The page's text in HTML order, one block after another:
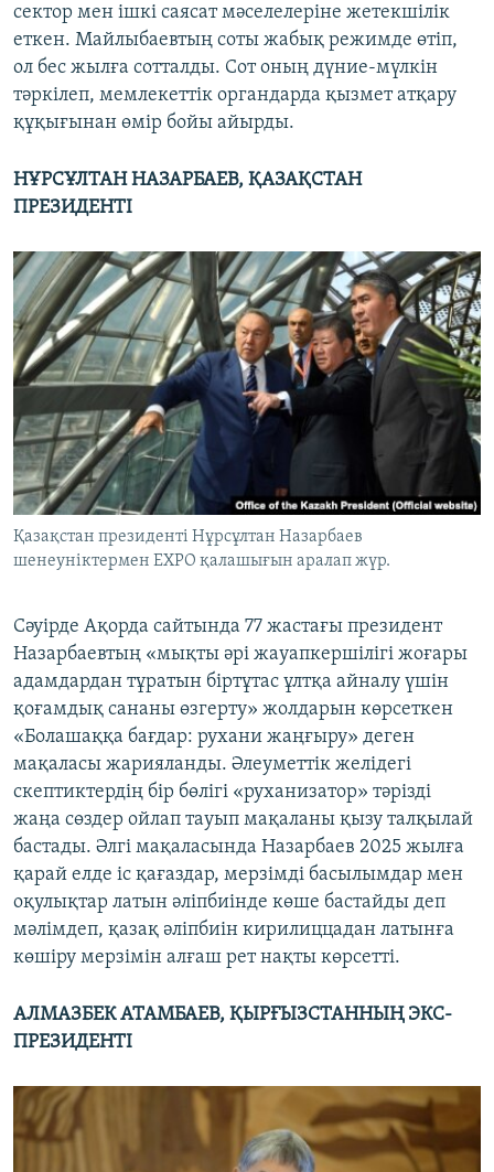
сектор мен ішкі саясат мәселелеріне жетекшілік
еткен. Майлыбаевтың соты жабық режимде өтіп,
ол бес жылға сотталды. Сот оның дүние-мүлкін
тәркілеп, мемлекеттік органдарда қызмет атқару
құқығынан өмір бойы айырды.
НҰРСҰЛТАН НАЗАРБАЕВ, ҚАЗАҚСТАН
ПРЕЗИДЕНТІ
Қазақстан президенті Нұрсұлтан Назарбаев
шенеуніктермен EXPO қалашығын аралап жүр.
​Сәуірде Ақорда сайтында 77 жастағы президент
Назарбаевтың «мықты әрі жауапкершілігі жоғары
адамдардан тұратын біртұтас ұлтқа айналу үшін
қоғамдық сананы өзгерту» жолдарын көрсеткен
«Болашаққа бағдар: рухани жаңғыру» деген
мақаласы жарияланды. Әлеуметтік желідегі
скептиктердің бір бөлігі «руханизатор» тәрізді
жаңа сөздер ойлап тауып мақаланы қызу талқылай
бастады. Әлгі мақаласында Назарбаев 2025 жылға
қарай елде іс қағаздар, мерзімді басылымдар мен
оқулықтар латын әліпбиінде көше бастайды деп
мәлімдеп, қазақ әліпбиін кирилиццадан латынға
көшіру мерзімін алғаш рет нақты көрсетті.
АЛМАЗБЕК АТАМБАЕВ, ҚЫРҒЫЗСТАННЫҢ ЭКС-
ПРЕЗИДЕНТІ